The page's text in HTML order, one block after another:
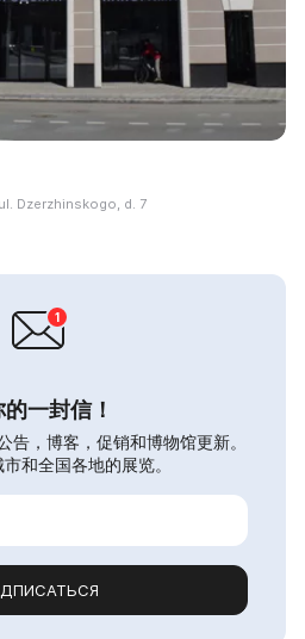
Dzerzhinskogo, d. 7
一封信！
告，博客，促销和博物馆更新。
和全国各地的展览。